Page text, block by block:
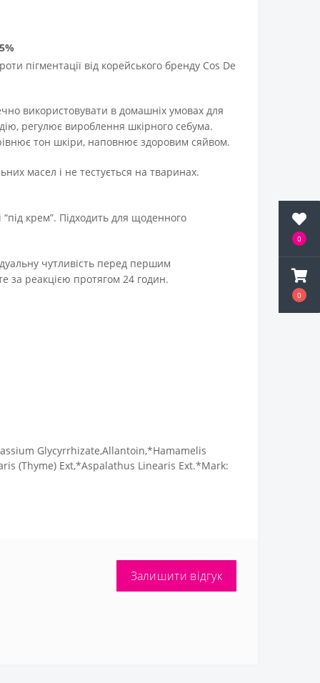
0
0
пігментації від корейського бренду Cos De
використовувати в домашніх умовах для
регулює вироблення шкірного себума.
тон шкіри, наповнює здоровим сяйвом.
масел і не тестується на тваринах.
крем”. Підходить для щоденного
чутливість перед першим
за реакцією протягом 24 годин.
Glycyrrhizate,Allantoin,*Hamamelis
(Thyme) Ext,*Aspalathus Linearis Ext.*Mark:
Залишити відгук